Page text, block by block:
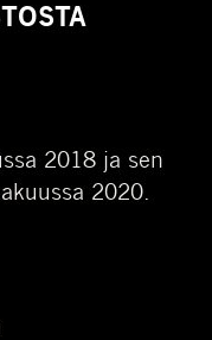
2018 ja sen
2020.